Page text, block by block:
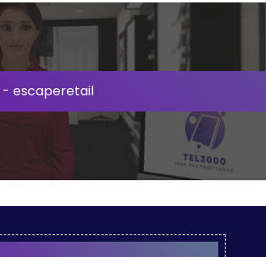
- escaperetail